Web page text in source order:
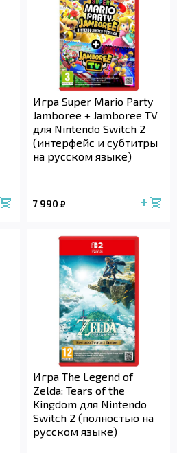
Игра Super Mario Party
Jamboree + Jamboree TV
для Nintendo Switch 2
(интерфейс и субтитры
на русском языке)
7 990 ₽
Игра The Legend of
Zelda: Tears of the
Kingdom для Nintendo
Switch 2 (полностью на
русском языке)